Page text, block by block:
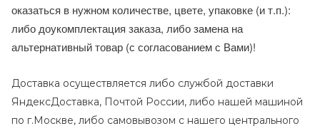
оказаться в нужном количестве, цвете, упаковке (и т.п.):
либо доукомплектация заказа, либо замена на
альтернативный товар (с согласованием с Вами)!
Доставка осуществляется либо службой доставки
ЯндексДоставка, Почтой России, либо нашей машиной
по г.Москве, либо самовывозом с нашего центрального